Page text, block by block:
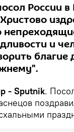
России
и
благие
- Sputnik.